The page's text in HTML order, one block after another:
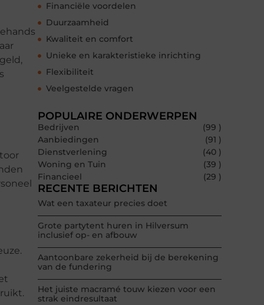
Financiële voordelen
Duurzaamheid
Kwaliteit en comfort
Unieke en karakteristieke inrichting
Flexibiliteit
Veelgestelde vragen
POPULAIRE ONDERWERPEN
Bedrijven
(99 )
Aanbiedingen
(91 )
Dienstverlening
(40 )
Woning en Tuin
(39 )
Financieel
(29 )
RECENTE BERICHTEN
Wat een taxateur precies doet
Grote partytent huren in Hilversum
inclusief op- en afbouw
Aantoonbare zekerheid bij de berekening
van de fundering
Het juiste macramé touw kiezen voor een
strak eindresultaat